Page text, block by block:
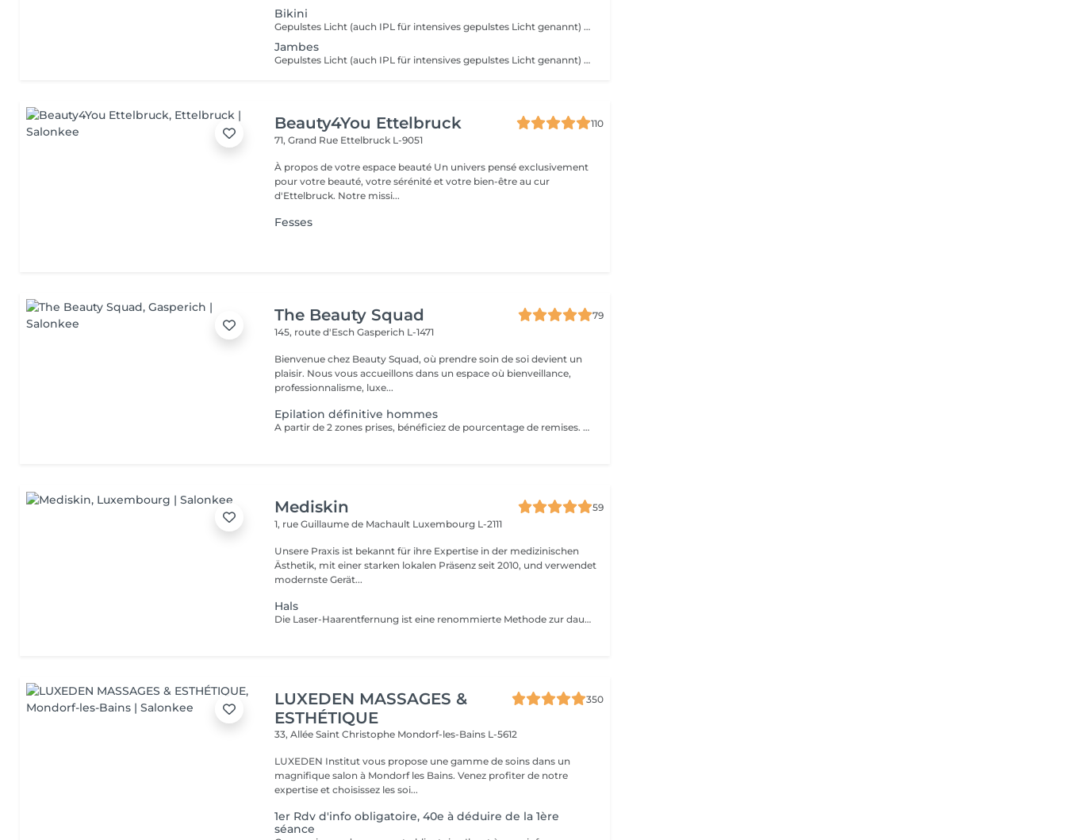
Bikini
Gepulstes Licht (auch IPL für intensives gepulstes Licht genannt) wirkt auf das Haar, indem es ein Licht sendet, das vom schwarzen Pigment des Haares absorbiert wird. Lokal gepulstes Licht wird zu Wärme. Es ist diese thermische Reaktion an der Haarwurzel (der Zwiebel), die das Nachwachsen verändert und verlangsamt. Ab den ersten Sitzungen fallen die Haare aus und wachsen immer weniger nach.
Jambes
Gepulstes Licht (auch IPL für intensives gepulstes Licht genannt) wirkt auf das Haar, indem es ein Licht sendet, das vom schwarzen Pigment des Haares absorbiert wird. Lokal gepulstes Licht wird zu Wärme. Es ist diese thermische Reaktion an der Haarwurzel (der Zwiebel), die das Nachwachsen verändert und verlangsamt. Ab den ersten Sitzungen fallen die Haare aus und wachsen immer weniger nach.
Beauty4You Ettelbruck
110
71, Grand Rue Ettelbruck L-9051
À propos de votre espace beauté Un univers pensé exclusivement
pour votre beauté, votre sérénité et votre bien-être au cur
d'Ettelbruck. Notre missi...
Fesses
The Beauty Squad
79
145, route d'EschGasperich L-1471
Bienvenue chez Beauty Squad, où prendre soin de soi devient un
plaisir. Nous vous accueillons dans un espace où bienveillance,
professionnalisme, luxe...
Epilation définitive hommes
A partir de 2 zones prises, bénéficiez de pourcentage de remises. Plus d'informations durant votre rendez-vous d'information
Mediskin
59
1, rue Guillaume de Machault Luxembourg L-2111
Unsere Praxis ist bekannt für ihre Expertise in der medizinischen
Ästhetik, mit einer starken lokalen Präsenz seit 2010, und verwendet
modernste Gerät...
Hals
Die Laser-Haarentfernung ist eine renommierte Methode zur dauerhaften Entfernung unerwünschter Haare. In der Mediskin-Klinik stehen je nach Ihrem Fototyp drei Arten von Geräten zur Verfügung: Alexandrit, Nd-Yag und Diode. Während Ihrer ersten Sitzung führen wir eine Bewertung durch, um Ihre Ziele basierend auf Ihrem Haut- und Haartyp festzulegen.
LUXEDEN MASSAGES &
ESTHÉTIQUE
350
33, Allée Saint Christophe Mondorf-les-Bains L-5612
LUXEDEN Institut vous propose une gamme de soins dans un
magnifique salon à Mondorf les Bains. Venez profiter de notre
expertise et choisissez les soi...
1er Rdv d'info obligatoire, 40e à déduire de la 1ère
séance